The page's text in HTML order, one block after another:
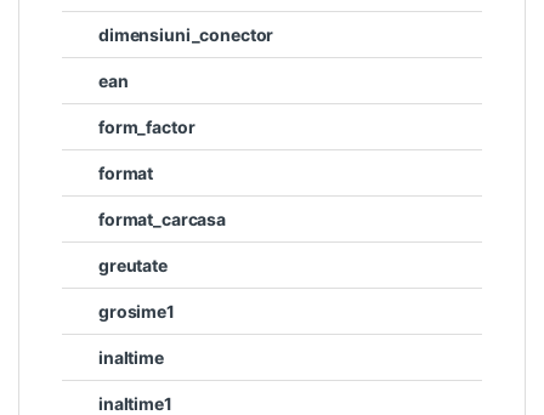
dimensiuni_conector
ean
form_factor
format
format_carcasa
greutate
grosime1
inaltime
inaltime1